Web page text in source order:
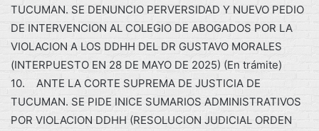
TUCUMAN. SE DENUNCIO PERVERSIDAD Y NUEVO PEDIO
DE INTERVENCION AL COLEGIO DE ABOGADOS POR LA
VIOLACION A LOS DDHH DEL DR GUSTAVO MORALES
(INTERPUESTO EN 28 DE MAYO DE 2025) (En trámite)
10. ANTE LA CORTE SUPREMA DE JUSTICIA DE
TUCUMAN. SE PIDE INICE SUMARIOS ADMINISTRATIVOS
POR VIOLACION DDHH (RESOLUCION JUDICIAL ORDEN